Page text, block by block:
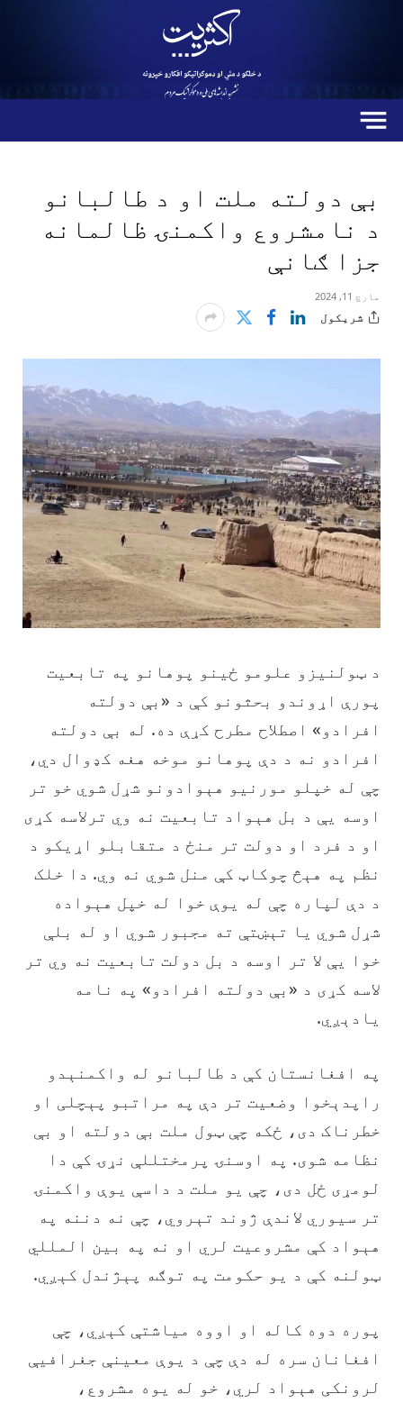
بې دولته ملت او د طالبانو
د نامشروع واکمنۍ ظالمانه
جزا ګانې
مارچ 11, 2024
شریکول
د ټولنیزو علومو ځينو پوهانو په تابعیت
پورې اړوندو بحثونو کې د «بې دولته
افرادو» اصطلاح مطرح کړې ده. له بې دولته
افرادو نه د دې پوهانو موخه هغه کډوال دي،
چې له خپلو مورنیو هېوادونو شړل شوي خو تر
اوسه یې د بل هېواد تابعیت نه وي ترلاسه کړی
او د فرد او دولت تر منځ د متقابلو اړیکو د
نظم په هېڅ چوکاټ کې منل شوي نه وي. دا خلک
د دې لپاره چې له یوې خوا له خپل هېواده
شړل شوي یا تېښتې ته مجبور شوي او له بلې
خوا یې لا تر اوسه د بل دولت تابعیت نه وي تر
لاسه کړی د «بې دولته افرادو» په نامه
یادېږي.
‏په افغانستان کې د طالبانو له واکمنېدو
راپدېخوا وضعیت تر دې په مراتبو پېچلی او
خطرناک دی، ځکه چې ټول ملت بې دولته او بې
نظامه شوی. په اوسنۍ پرمختللې نړۍ کې دا
لومړی ځل دی، چې یو ملت د داسې یوې واکمنۍ
تر سيوري لاندې ژوند تېروي، چې نه دننه په
هېواد کې مشروعیت لري او نه په بین المللي
ټولنه کې د یو حکومت په توګه پېژندل کېږي.
‏پوره دوه کاله او اووه میاشتې کېږي، چې
افغانان سره له دې چې د يوې معینې جغرافيې
لرونکی هېواد لري، خو له یوه مشروع،